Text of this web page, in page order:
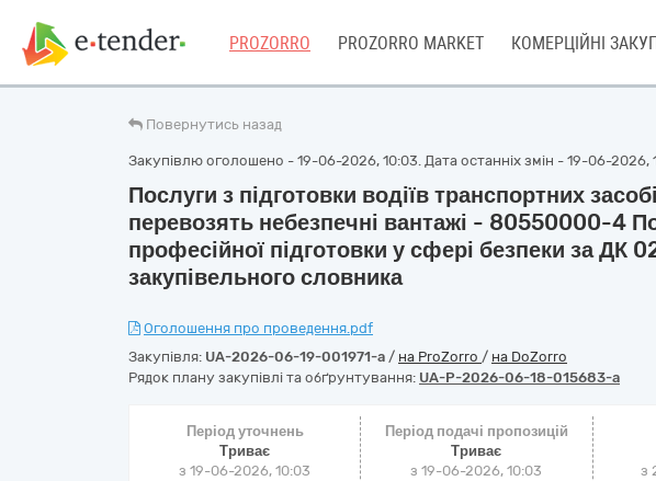
PROZORRO PROZORRO MARKET КОМЕРЦІЙНІ
Повернутись назад
Закупівлю оголошено - 19-06-2026, 10:03. Дата останніх змін - 19-06-2026,
Послуги з підготовки водіїв транспортних
перевозять небезпечні вантажі - 80550000-4
професійної підготовки у сфері безпеки за ДК
закупівельного словника
Оголошення про проведення.pdf
Закупівля: UA-2026-06-19-001971-a / на ProZorro / на DoZorro
Рядок плану закупівлі та обґрунтування: UA-P-2026-06-18-015683-a
Період уточнень
Триває
з 19-06-2026, 10:03
Період подачі пропозицій
Триває
з 19-06-2026, 10:03
з